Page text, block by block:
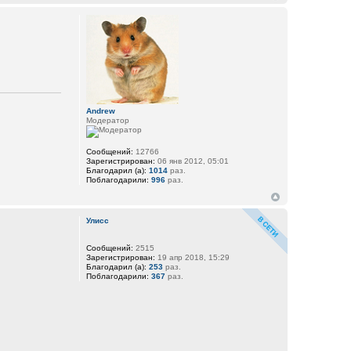
Andrew
Модератор
Сообщений: 12766
Зарегистрирован: 06 янв 2012, 05:01
Благодарил (а): 1014раз.
Поблагодарили: 996раз.
Улисс
Сообщений: 2515
Зарегистрирован: 19 апр 2018, 15:29
Благодарил (а): 253раз.
Поблагодарили: 367раз.